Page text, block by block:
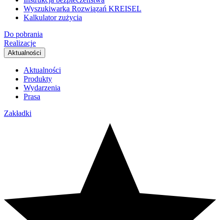
Wyszukiwarka Rozwiązań KREISEL
Kalkulator zużycia
Do pobrania
Realizacje
Aktualności
Aktualności
Produkty
Wydarzenia
Prasa
Zakładki